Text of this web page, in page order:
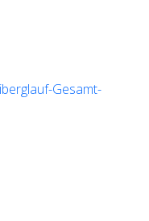
Gesamt-